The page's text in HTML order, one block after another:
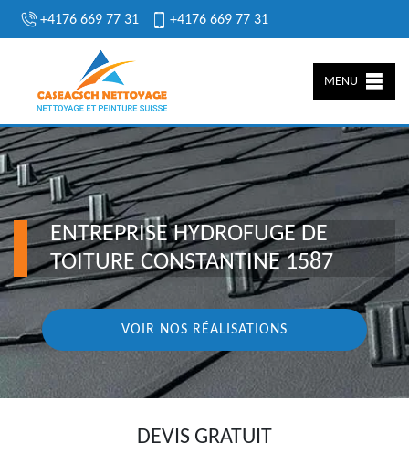
+4176 669 77 31 +4176 669 77 31
MENU
ENTREPRISE HYDROFUGE DE
TOITURE CONSTANTINE 1587
VOIR NOS RÉALISATIONS
DEVIS GRATUIT